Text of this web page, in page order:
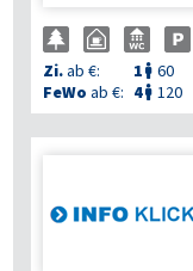
Zi.ab €: 1  60
FeWo ab €: 4 120